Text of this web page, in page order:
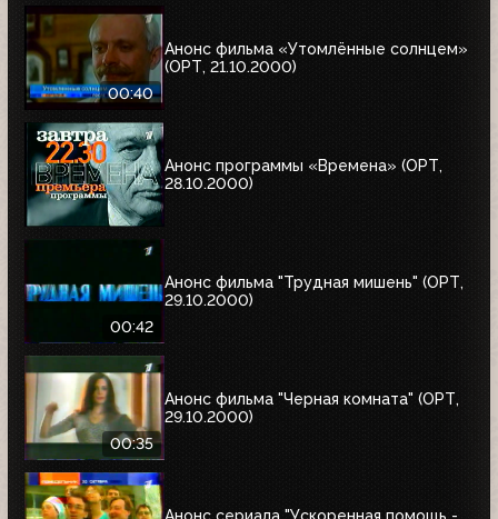
00:40
Анонс фильма «Утомлённые солнцем»
(ОРТ, 21.10.2000)
Анонс программы «Времена» (ОРТ,
28.10.2000)
00:42
Анонс фильма "Трудная мишень" (ОРТ,
29.10.2000)
00:35
Анонс фильма "Черная комната" (ОРТ,
29.10.2000)